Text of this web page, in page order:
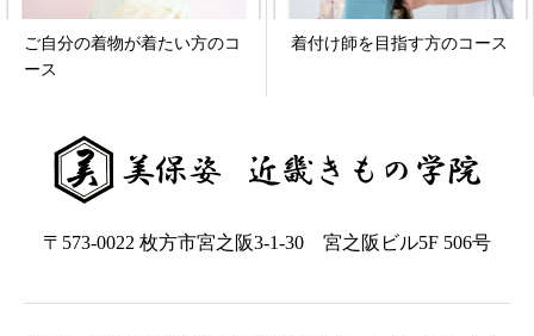
ご自分の着物が着たい方のコ
ース
着付け師を目指す方のコース
〒573-0022 枚方市宮之阪3-1-30 宮之阪ビル5F 506号